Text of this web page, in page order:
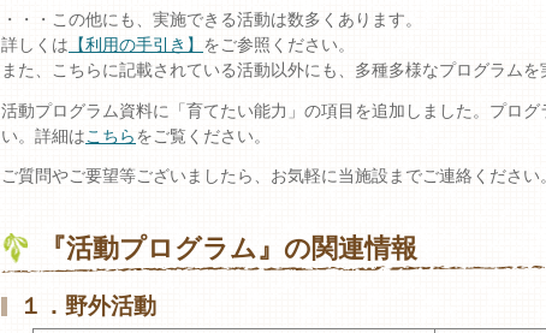
・・・この他にも、実施できる活動は数多くあります。
詳しくは 【利用の手引き】 をご参照ください。
また、こちらに記載されている活動以外にも、多種多様なプログラムを
活動プログラム資料に「育てたい能力」の項目を追加しました。プロ
い。詳細は こちら をご覧ください。
ご質問やご要望等ございましたら、お気軽に当施設までご連絡ください
『活動プログラム』の関連情報
１．野外活動